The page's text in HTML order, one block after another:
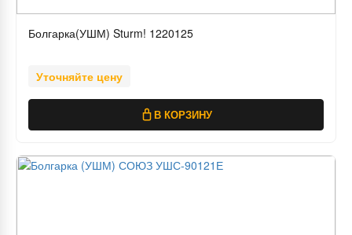
Болгарка(УШМ) Sturm! 1220125
Уточняйте цену
В КОРЗИНУ